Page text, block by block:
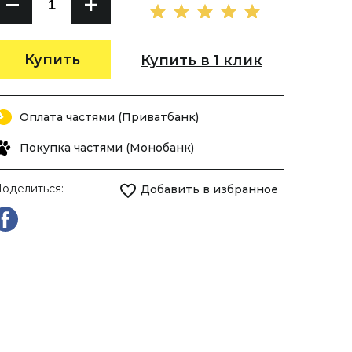
Купить Купить в 1 клик
Оплата частями (Приватбанк)
Покупка частями (Монобанк)
Добавить в избранное